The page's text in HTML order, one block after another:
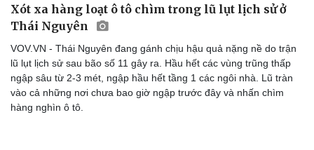
Xót xa hàng loạt ô tô chìm trong lũ lụt lịch sử ở
Thái Nguyên
VOV.VN - Thái Nguyên đang gánh chịu hậu quả nặng nề do trận
lũ lụt lịch sử sau bão số 11 gây ra. Hầu hết các vùng trũng thấp
ngập sâu từ 2-3 mét, ngập hầu hết tầng 1 các ngôi nhà. Lũ tràn
vào cả những nơi chưa bao giờ ngập trước đây và nhấn chìm
hàng nghìn ô tô.